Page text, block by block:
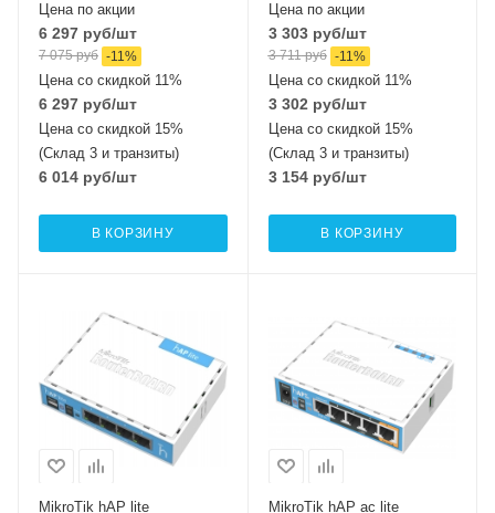
Цена по акции
6 297 руб/шт
7 075руб -11%
Цена со скидкой 11%
6 297 руб/шт
Цена со скидкой 15%
(Склад 3 и транзиты)
6 014 руб/шт
В КОРЗИНУ
Цена по акции
3 303руб/шт
3 711руб -11%
Цена со скидкой 11%
3 302 руб/шт
Цена со скидкой 15%
(Склад 3 и транзиты)
3 154руб/шт
В КОРЗИНУ
оптические
интерфейсы
4x10/100Mbps
Ethernet
Wi-Fi интерфейсы
2.4 ГГц 802.11b/g/n
MIMO2x2
MikroTik hAP lite
оптические
интерфейсы
5x10/100Mbps
Ethernet
Wi-Fi интерфейсы
802.11a/n/ac
MikroTik hAP ac lite